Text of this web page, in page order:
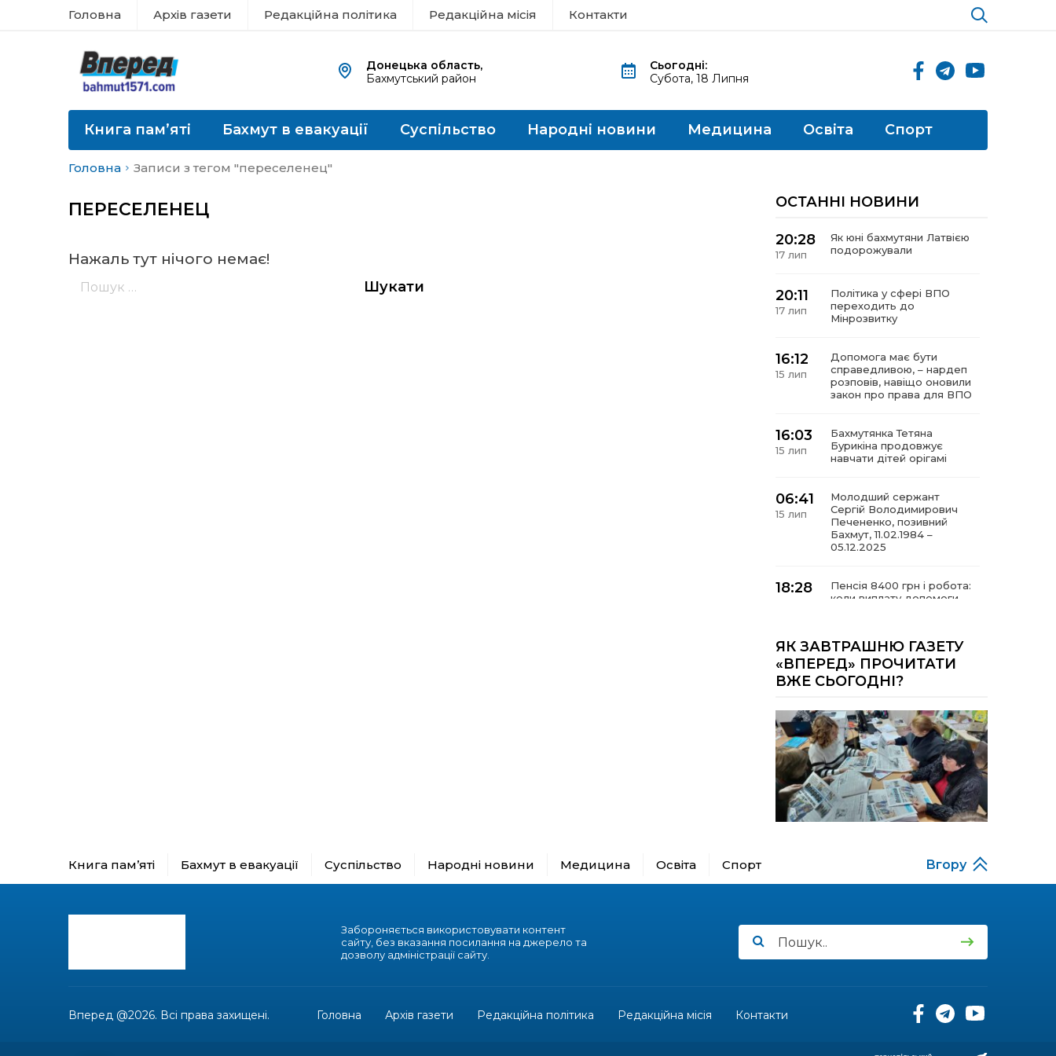
Головна Архів газети Редакційна політика Редакційна місія Контакти
Донецька область,
Бахмутський район
Сьогодні:
Субота, 18 Липня
Книга пам’яті Бахмут в евакуації Суспільство Народні новини Медицина Освіта Спорт
Головна Записи з тегом "переселенец"
ПЕРЕСЕЛЕНЕЦ
Нажаль тут нічого немає!
ОСТАННІ НОВИНИ
20:28
17 лип
Як юні бахмутяни Латвією
подорожували
20:11
17 лип
Політика у сфері ВПО
переходить до
Мінрозвитку
16:12
15 лип
Допомога має бути
справедливою, – нардеп
розповів, навіщо оновили
закон про права для ВПО
16:03
15 лип
Бахмутянка Тетяна
Бурикіна продовжує
навчати дітей орігамі
06:41
15 лип
Молодший сержант
Сергій Володимирович
Печененко, позивний
Бахмут, 11.02.1984 –
05.12.2025
18:28
Пенсія 8400 грн і робота:
коли виплату допомоги
18:24
14 лип
В Україні створять
Координаційну раду з
питань ВПО та
за кордону
18:15
14 лип
Бахмутський код на
Гощанщині: коли традиції
єднають громади
17:25
Маленькі бахмутяни у
10 лип
Морські мушлі в техніці
макраме
17:07
10 лип
Бахмутяни вибороли
настільного тенісу
08 лип
Юна бахмутянка Кіра
Радченко долучилася до
унікального інклюзивного
проєкту «КОЛО
ЯК ЗАВТРАШНЮ ГАЗЕТУ
«ВПЕРЕД» ПРОЧИТАТИ
ВЖЕ СЬОГОДНІ?
Книга пам’яті Бахмут в евакуації Суспільство Народні новини Медицина Освіта Спорт Вгору
Забороняється використовувати контент
сайту, без вказання посилання на джерело та
дозволу адміністрації сайту.
Вперед @2026. Всі права захищені. Головна Архів газети Редакційна політика Редакційна місія Контакти